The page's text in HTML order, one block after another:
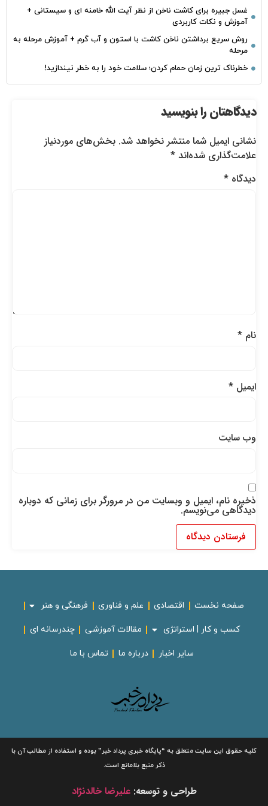
غسل جبیره برای کاشت ناخن از نظر آیت الله خامنه ای و سیستانی +
آموزش و نکات کاربردی
روش سریع برداشتن ناخن کاشت با استون و آب گرم + آموزش مرحله به
مرحله
خطرناک‌ ترین زمان‌ حمام کردن؛ سلامت خود را به خطر نیندازید!
دیدگاهتان را بنویسید
نشانی ایمیل شما منتشر نخواهد شد. بخش‌های موردنیاز
علامت‌گذاری شده‌اند*
دیدگاه*
نام*
ایمیل*
وب‌ سایت
ذخیره نام، ایمیل و وبسایت من در مرورگر برای زمانی که دوباره
دیدگاهی می‌نویسم.
صفحه نخست اقتصادی علم و فناوری فرهنگی و هنر
کسب و کار | استراتژی مقالات آموزشی چندرسانه ای
سایر اخبار درباره ما تماس با ما
کلیه حقوق این سایت متعلق به“پایگاه خبریپرداد خبر”بوده و استفاده از مطالب آن با
ذکر منبع بلامانع است.
طراحی و توسعه:علیرضا خالدنژاد